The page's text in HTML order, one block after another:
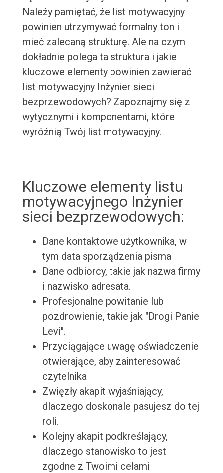
Należy pamiętać, że list motywacyjny
powinien utrzymywać formalny ton i
mieć zalecaną strukturę. Ale na czym
dokładnie polega ta struktura i jakie
kluczowe elementy powinien zawierać
list motywacyjny Inżynier sieci
bezprzewodowych? Zapoznajmy się z
wytycznymi i komponentami, które
wyróżnią Twój list motywacyjny.
Kluczowe elementy listu
motywacyjnego Inżynier
sieci bezprzewodowych:
Dane kontaktowe użytkownika, w
tym data sporządzenia pisma
Dane odbiorcy, takie jak nazwa firmy
i nazwisko adresata.
Profesjonalne powitanie lub
pozdrowienie, takie jak "Drogi Panie
Levi".
Przyciągające uwagę oświadczenie
otwierające, aby zainteresować
czytelnika
Zwięzły akapit wyjaśniający,
dlaczego doskonale pasujesz do tej
roli.
Kolejny akapit podkreślający,
dlaczego stanowisko to jest
zgodne z Twoimi celami